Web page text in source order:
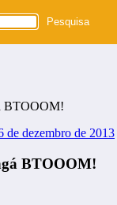
BTOOOM!
de dezembro de 2013
BTOOOM!